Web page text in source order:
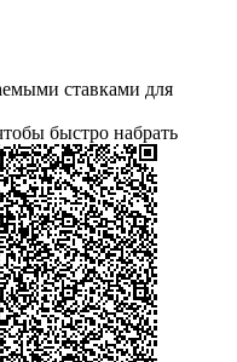
ставками для
быстро набрать